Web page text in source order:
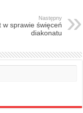
Następny
w sprawie święceń
diakonatu